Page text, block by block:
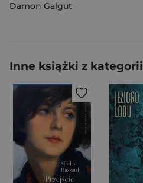
Damon Galgut
Inne książki z kategorii